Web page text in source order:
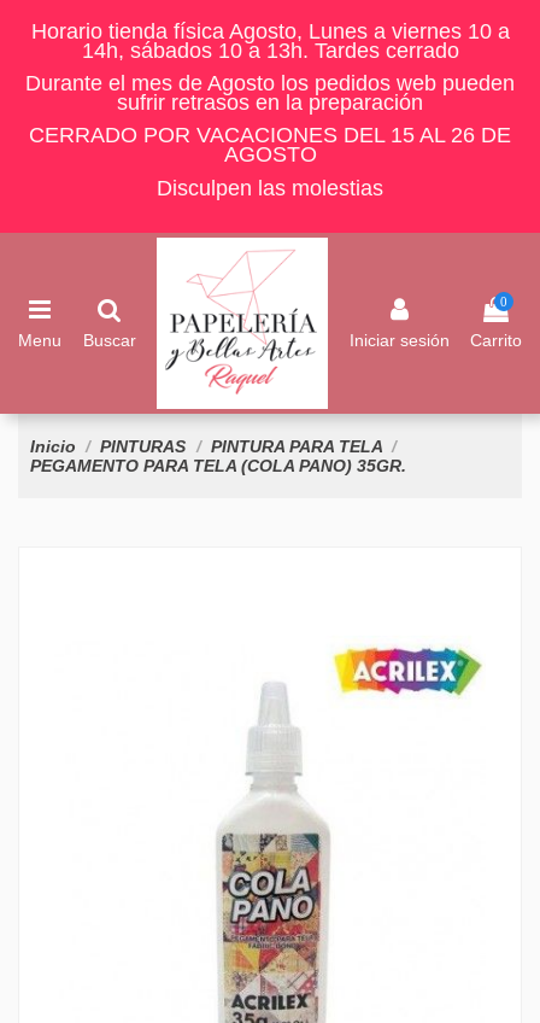
Horario tienda física Agosto, Lunes a viernes 10 a
14h, sábados 10 a 13h. Tardes cerrado
Durante el mes de Agosto los pedidos web pueden
sufrir retrasos en la preparación
CERRADO POR VACACIONES DEL 15 AL 26 DE
AGOSTO
Disculpen las molestias
Menu Buscar Iniciar sesión
0
Carrito
Inicio PINTURAS
PINTURA PARA TELA
PEGAMENTO PARA TELA (COLA PANO) 35GR.